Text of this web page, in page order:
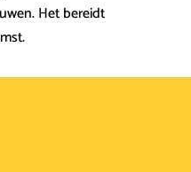
Het bereidt